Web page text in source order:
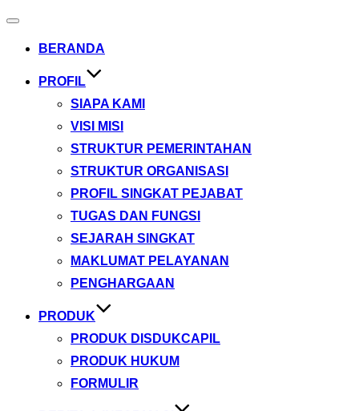
Toggle
BERANDA
PROFIL
SIAPA KAMI
VISI MISI
STRUKTUR PEMERINTAHAN
STRUKTUR ORGANISASI
PROFIL SINGKAT PEJABAT
TUGAS DAN FUNGSI
SEJARAH SINGKAT
MAKLUMAT PELAYANAN
PENGHARGAAN
PRODUK
PRODUK DISDUKCAPIL
PRODUK HUKUM
FORMULIR